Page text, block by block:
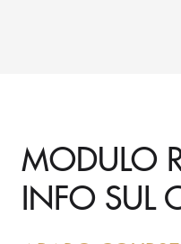
MODULO
INFO SUL